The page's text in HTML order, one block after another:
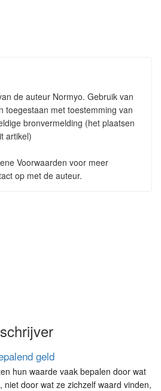
de auteur Normyo. Gebruik van
toegestaan met toestemming van
bronvermelding (het plaatsen
artikel)
Voorwaarden voor meer
op met de auteur.
geld
hun waarde vaak bepalen door wat
niet door wat ze zichzelf waard vinden,